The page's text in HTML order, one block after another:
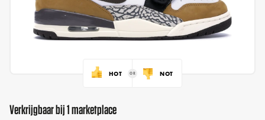
HOT NOT
Verkrijgbaar bij 1 marketplace